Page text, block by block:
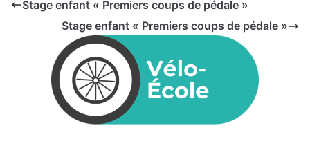
Stage enfant « Premiers coups de pédale »
Stage enfant « Premiers coups de pédale »